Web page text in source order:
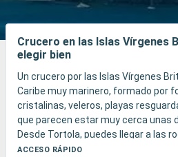
Crucero en las Islas Vírgenes
elegir bien
Un crucero por las Islas Vírgenes
Caribe muy marinero, formado por
cristalinas, veleros, playas
que parecen estar muy cerca unas
Desde Tortola, puedes llegar a las
Baths, en Virgin Gorda, a las
ACCESO RÁPIDO